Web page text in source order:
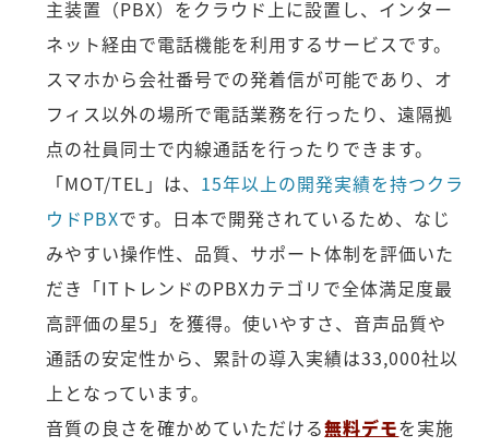
主装置（PBX）をクラウド上に設置し、インター
ネット経由で電話機能を利用するサービスです。
スマホから会社番号での発着信が可能であり、オ
フィス以外の場所で電話業務を行ったり、遠隔拠
点の社員同士で内線通話を行ったりできます。
「MOT/TEL」は、 15年以上の開発実績を持つクラ
ウドPBXです。日本で開発されているため、なじ
みやすい操作性、品質、サポート体制を評価いた
だき「ITトレンドのPBXカテゴリで全体満足度最
高評価の星5」を獲得。使いやすさ、音声品質や
通話の安定性から、累計の導入実績は33,000社以
上となっています。
音質の良さを確かめていただける無料デモを実施